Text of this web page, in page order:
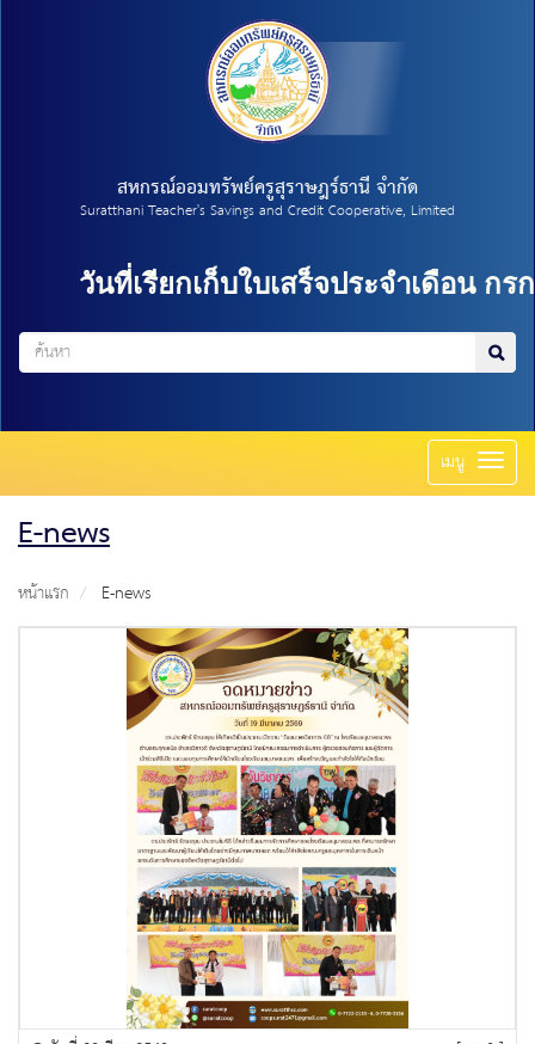
สหกรณ์ออมทรัพย์ครูสุราษฎร์ธานี จำกัด
Suratthani Teacher's Savings and Credit Cooperative, Limited
ที่เรียกเก็บใบเสร็จประจำเดือน กรกฎาคม
เมนู Toggle
E-news
หน้าแรก E-news